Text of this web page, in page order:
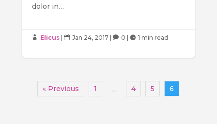
dolor in…
 Elicus|  Jan 24, 2017|  0 |  1 min read
« Previous 1 … 4 5 6